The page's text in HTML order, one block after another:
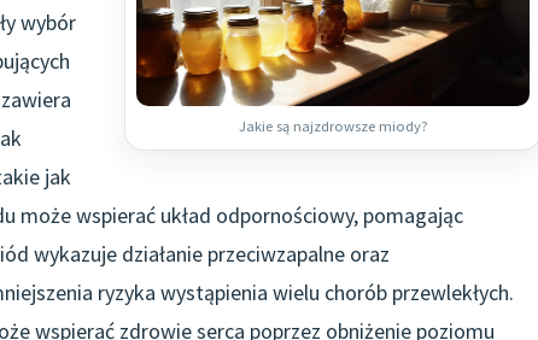
Jakie są najzdrowsze miody?
wybór
jak
może wspierać układ odpornościowy, pomagając
wykazuje działanie przeciwzapalne oraz
ryzyka wystąpienia wielu chorób przewlekłych.
wspierać zdrowie serca poprzez obniżenie poziomu